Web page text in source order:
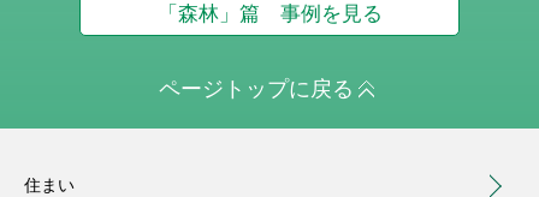
「森林」篇 事例を見る
ページトップに戻る
住まい